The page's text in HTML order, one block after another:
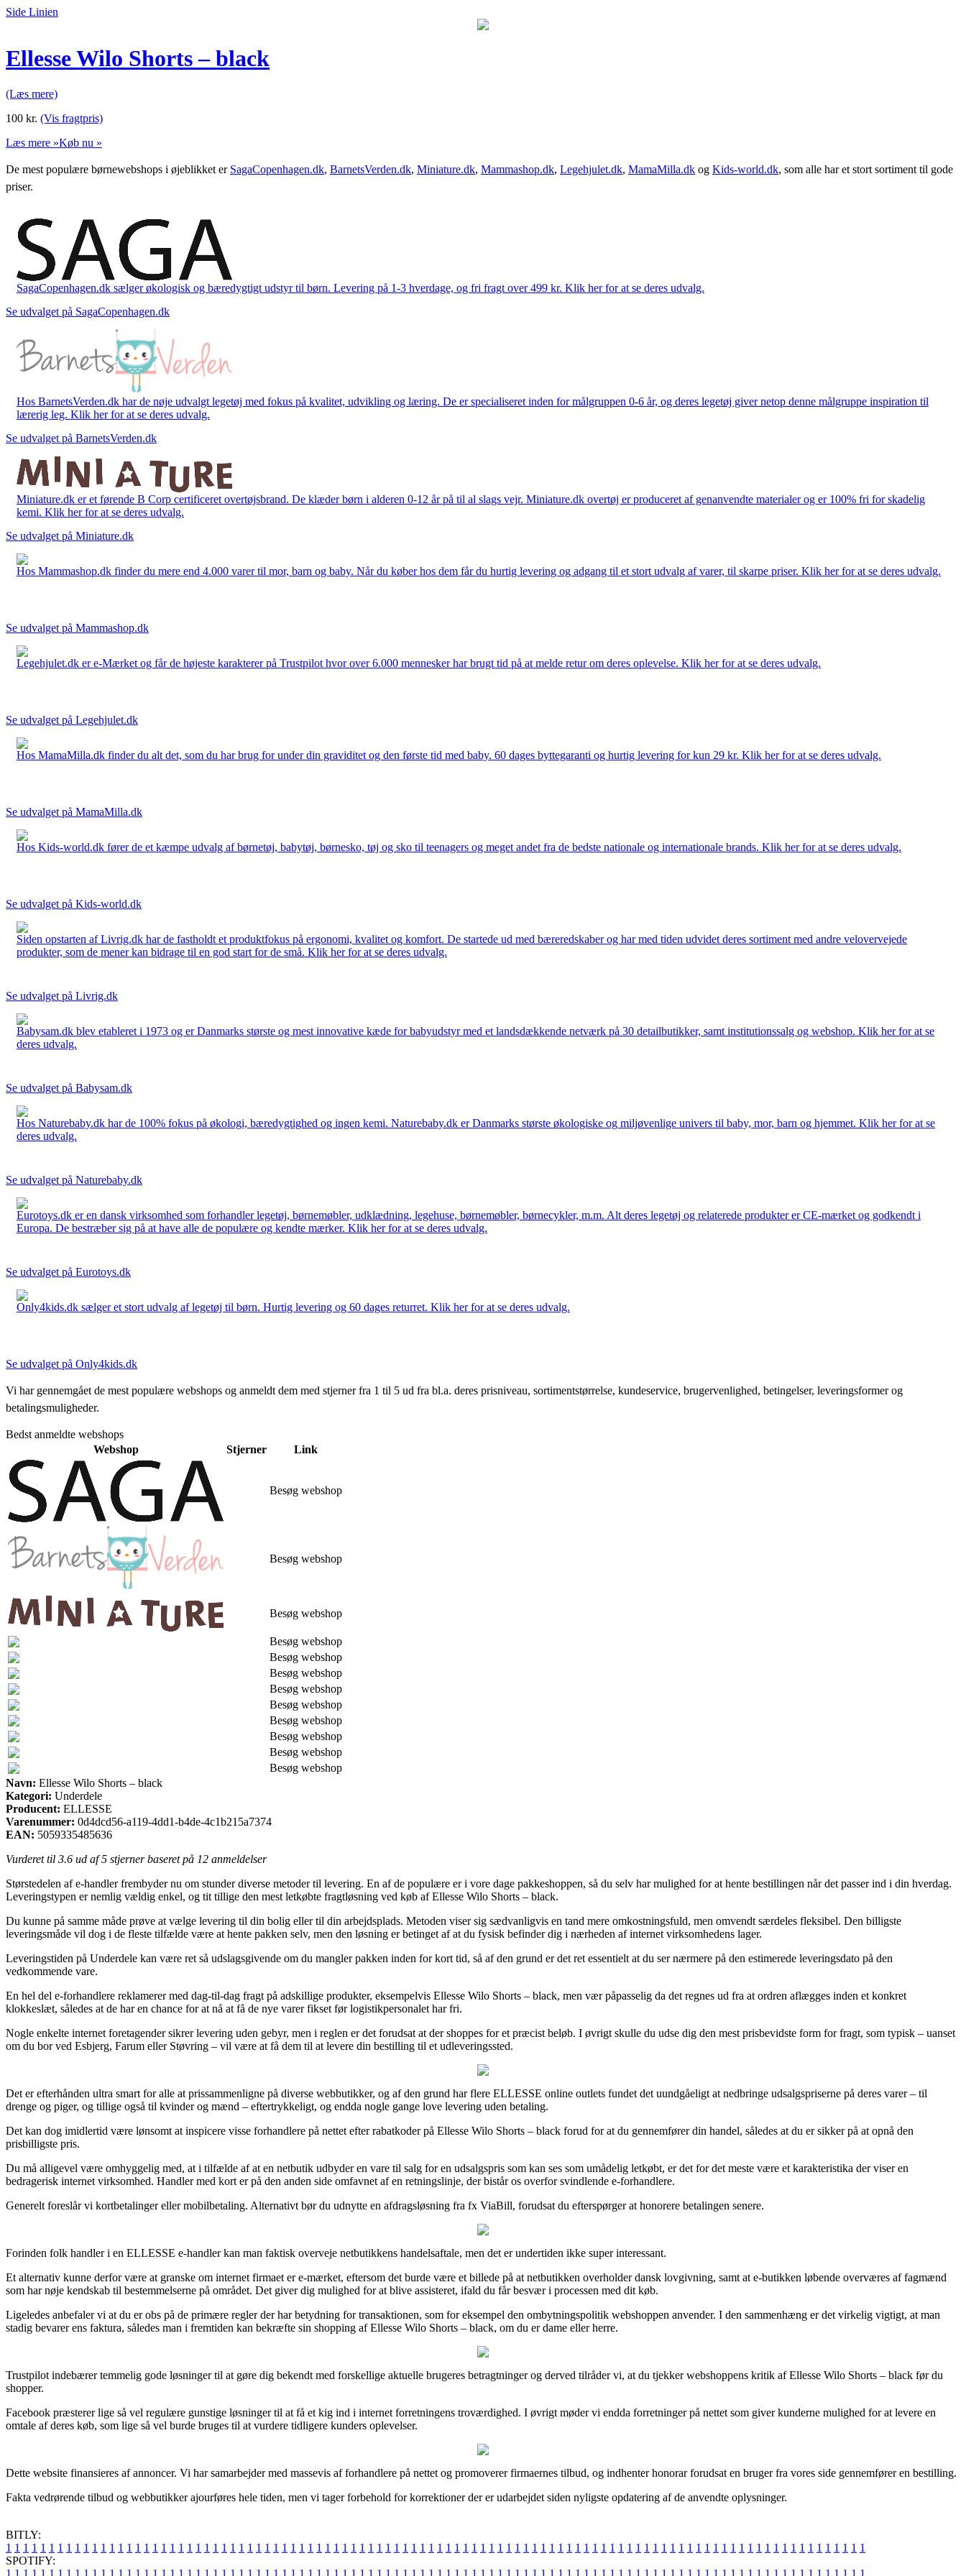
Side Linien
Ellesse Wilo Shorts – black
(Læs mere)
100 kr. (Vis fragtpris)
Læs mere »Køb nu »
De mest populære børnewebshops i øjeblikket er SagaCopenhagen.dk, BarnetsVerden.dk, Miniature.dk, Mammashop.dk, Legehjulet.dk, MamaMilla.dk og Kids-world.dk, som alle har et stort sortiment til gode
priser.
SagaCopenhagen.dk sælger økologisk og bæredygtigt udstyr til børn. Levering på 1-3 hverdage, og fri fragt over 499 kr. Klik her for at se deres udvalg.
Se udvalget på SagaCopenhagen.dk
Hos BarnetsVerden.dk har de nøje udvalgt legetøj med fokus på kvalitet, udvikling og læring. De er specialiseret inden for målgruppen 0-6 år, og deres legetøj giver netop denne målgruppe inspiration til
lærerig leg. Klik her for at se deres udvalg.
Se udvalget på BarnetsVerden.dk
Miniature.dk er et førende B Corp certificeret overtøjsbrand. De klæder børn i alderen 0-12 år på til al slags vejr. Miniature.dk overtøj er produceret af genanvendte materialer og er 100% fri for skadelig
kemi. Klik her for at se deres udvalg.
Se udvalget på Miniature.dk
Hos Mammashop.dk finder du mere end 4.000 varer til mor, barn og baby. Når du køber hos dem får du hurtig levering og adgang til et stort udvalg af varer, til skarpe priser. Klik her for at se deres udvalg.
Se udvalget på Mammashop.dk
Legehjulet.dk er e-Mærket og får de højeste karakterer på Trustpilot hvor over 6.000 mennesker har brugt tid på at melde retur om deres oplevelse. Klik her for at se deres udvalg.
Se udvalget på Legehjulet.dk
Hos MamaMilla.dk finder du alt det, som du har brug for under din graviditet og den første tid med baby. 60 dages byttegaranti og hurtig levering for kun 29 kr. Klik her for at se deres udvalg.
Se udvalget på MamaMilla.dk
Hos Kids-world.dk fører de et kæmpe udvalg af børnetøj, babytøj, børnesko, tøj og sko til teenagers og meget andet fra de bedste nationale og internationale brands. Klik her for at se deres udvalg.
Se udvalget på Kids-world.dk
Siden opstarten af Livrig.dk har de fastholdt et produktfokus på ergonomi, kvalitet og komfort. De startede ud med bæreredskaber og har med tiden udvidet deres sortiment med andre velovervejede
produkter, som de mener kan bidrage til en god start for de små. Klik her for at se deres udvalg.
Se udvalget på Livrig.dk
Babysam.dk blev etableret i 1973 og er Danmarks største og mest innovative kæde for babyudstyr med et landsdækkende netværk på 30 detailbutikker, samt institutionssalg og webshop. Klik her for at se
deres udvalg.
Se udvalget på Babysam.dk
Hos Naturebaby.dk har de 100% fokus på økologi, bæredygtighed og ingen kemi. Naturebaby.dk er Danmarks største økologiske og miljøvenlige univers til baby, mor, barn og hjemmet. Klik her for at se
deres udvalg.
Se udvalget på Naturebaby.dk
Eurotoys.dk er en dansk virksomhed som forhandler legetøj, børnemøbler, udklædning, legehuse, børnemøbler, børnecykler, m.m. Alt deres legetøj og relaterede produkter er CE-mærket og godkendt i
Europa. De bestræber sig på at have alle de populære og kendte mærker. Klik her for at se deres udvalg.
Se udvalget på Eurotoys.dk
Only4kids.dk sælger et stort udvalg af legetøj til børn. Hurtig levering og 60 dages returret. Klik her for at se deres udvalg.
Se udvalget på Only4kids.dk
Vi har gennemgået de mest populære webshops og anmeldt dem med stjerner fra 1 til 5 ud fra bl.a. deres prisniveau, sortimentstørrelse, kundeservice, brugervenlighed, betingelser, leveringsformer og
betalingsmuligheder.
Bedst anmeldte webshops
Webshop
Stjerner Link
Besøg webshop
Besøg webshop
Besøg webshop
Besøg webshop
Besøg webshop
Besøg webshop
Besøg webshop
Besøg webshop
Besøg webshop
Besøg webshop
Besøg webshop
Besøg webshop
Navn: Ellesse Wilo Shorts – black
Kategori: Underdele
Producent: ELLESSE
Varenummer: 0d4dcd56-a119-4dd1-b4de-4c1b215a7374
EAN: 5059335485636
Vurderet til 3.6 ud af 5 stjerner baseret på 12 anmeldelser
Størstedelen af e-handler frembyder nu om stunder diverse metoder til levering. En af de populære er i vore dage pakkeshoppen, så du selv har mulighed for at hente bestillingen når det passer ind i din hverdag.
Leveringstypen er nemlig vældig enkel, og tit tillige den mest letkøbte fragtløsning ved køb af Ellesse Wilo Shorts – black.
Du kunne på samme måde prøve at vælge levering til din bolig eller til din arbejdsplads. Metoden viser sig sædvanligvis en tand mere omkostningsfuld, men omvendt særdeles fleksibel. Den billigste
leveringsmåde vil dog i de fleste tilfælde være at hente pakken selv, men den løsning er betinget af at du fysisk befinder dig i nærheden af internet virksomhedens lager.
Leveringstiden på Underdele kan være ret så udslagsgivende om du mangler pakken inden for kort tid, så af den grund er det ret essentielt at du ser nærmere på den estimerede leveringsdato på den
vedkommende vare.
En hel del e-forhandlere reklamerer med dag-til-dag fragt på adskillige produkter, eksempelvis Ellesse Wilo Shorts – black, men vær påpasselig da det regnes ud fra at ordren aflægges inden et konkret
klokkeslæt, således at de har en chance for at nå at få de nye varer fikset før logistikpersonalet har fri.
Nogle enkelte internet foretagender sikrer levering uden gebyr, men i reglen er det forudsat at der shoppes for et præcist beløb. I øvrigt skulle du udse dig den mest prisbevidste form for fragt, som typisk – uanset
om du bor ved Esbjerg, Farum eller Støvring – vil være at få dem til at levere din bestilling til et udleveringssted.
Det er efterhånden ultra smart for alle at prissammenligne på diverse webbutikker, og af den grund har flere ELLESSE online outlets fundet det uundgåeligt at nedbringe udsalgspriserne på deres varer – til
drenge og piger, og tillige også til kvinder og mænd – eftertrykkeligt, og endda nogle gange love levering uden betaling.
Det kan dog imidlertid være lønsomt at inspicere visse forhandlere på nettet efter rabatkoder på Ellesse Wilo Shorts – black forud for at du gennemfører din handel, således at du er sikker på at opnå den
prisbilligste pris.
Du må alligevel være omhyggelig med, at i tilfælde af at en netbutik udbyder en vare til salg for en udsalgspris som kan ses som umådelig letkøbt, er det for det meste være et karakteristika der viser en
bedragerisk internet virksomhed. Handler med kort er på den anden side omfavnet af en retningslinje, der bistår os overfor svindlende e-forhandlere.
Generelt foreslår vi kortbetalinger eller mobilbetaling. Alternativt bør du udnytte en afdragsløsning fra fx ViaBill, forudsat du efterspørger at honorere betalingen senere.
Forinden folk handler i en ELLESSE e-handler kan man faktisk overveje netbutikkens handelsaftale, men det er undertiden ikke super interessant.
Et alternativ kunne derfor være at granske om internet firmaet er e-mærket, eftersom det burde være et billede på at netbutikken overholder dansk lovgivning, samt at e-butikken løbende overværes af fagmænd
som har nøje kendskab til bestemmelserne på området. Det giver dig mulighed for at blive assisteret, ifald du får besvær i processen med dit køb.
Ligeledes anbefaler vi at du er obs på de primære regler der har betydning for transaktionen, som for eksempel den ombytningspolitik webshoppen anvender. I den sammenhæng er det virkelig vigtigt, at man
stadig bevarer ens faktura, således man i fremtiden kan bekræfte sin shopping af Ellesse Wilo Shorts – black, om du er dame eller herre.
Trustpilot indebærer temmelig gode løsninger til at gøre dig bekendt med forskellige aktuelle brugeres betragtninger og derved tilråder vi, at du tjekker webshoppens kritik af Ellesse Wilo Shorts – black før du
shopper.
Facebook præsterer lige så vel regulære gunstige løsninger til at få et kig ind i internet forretningens troværdighed. I øvrigt møder vi endda forretninger på nettet som giver kunderne mulighed for at levere en
omtale af deres køb, som lige så vel burde bruges til at vurdere tidligere kunders oplevelser.
Dette website finansieres af annoncer. Vi har samarbejder med massevis af forhandlere på nettet og promoverer firmaernes tilbud, og indhenter honorar forudsat en bruger fra vores side gennemfører en bestilling.
Fakta vedrørende tilbud og webbutikker ajourføres hele tiden, men vi tager forbehold for korrektioner der er udarbejdet siden nyligste opdatering af de anvendte oplysninger.
BITLY:
1 1 1 1 1 1 1 1 1 1 1 1 1 1 1 1 1 1 1 1 1 1 1 1 1 1 1 1 1 1 1 1 1 1 1 1 1 1 1 1 1 1 1 1 1 1 1 1 1 1 1 1 1 1 1 1 1 1 1 1 1 1 1 1 1 1 1 1 1 1 1 1 1 1 1 1 1 1 1 1 1 1 1 1 1 1 1 1 1 1 1 1 1 1 1 1 1 1 1 1
SPOTIFY:
1 1 1 1 1 1 1 1 1 1 1 1 1 1 1 1 1 1 1 1 1 1 1 1 1 1 1 1 1 1 1 1 1 1 1 1 1 1 1 1 1 1 1 1 1 1 1 1 1 1 1 1 1 1 1 1 1 1 1 1 1 1 1 1 1 1 1 1 1 1 1 1 1 1 1 1 1 1 1 1 1 1 1 1 1 1 1 1 1 1 1 1 1 1 1 1 1 1 1 1